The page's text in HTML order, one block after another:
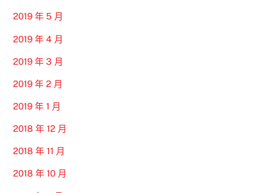
2019 年 5 月
2019 年 4 月
2019 年 3 月
2019 年 2 月
2019 年 1 月
2018 年 12 月
2018 年 11 月
2018 年 10 月